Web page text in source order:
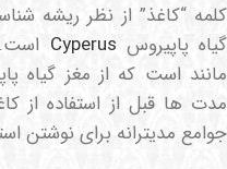
کلمه “کاغذ” از نظر ریشه
گیاه پاپیروس Cyperus
مانند است که از مغز گیاه
مدت ها قبل از استفاده از
جوامع مدیترانه برای نوشتن